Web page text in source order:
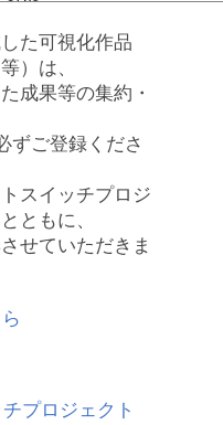
た可視化作品
）は、
成果等の集約・
ずご登録くださ
スイッチプロジ
ともに、
せていただきま